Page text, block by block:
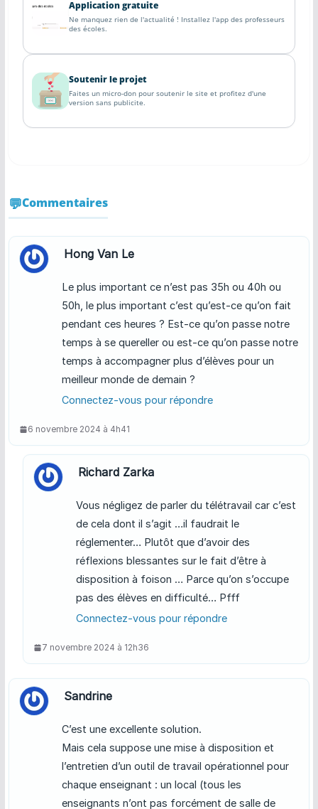
Application gratuite
Ne manquez rien de l'actualité ! Installez l'app des professeurs
des écoles.
Soutenir le projet
Faites un micro-don pour soutenir le site et profitez d'une
version sans publicite.
Commentaires
Hong Van Le
Le plus important ce n’est pas 35h ou 40h ou
50h, le plus important c’est qu’est-ce qu’on fait
pendant ces heures ? Est-ce qu’on passe notre
temps à se quereller ou est-ce qu’on passe notre
temps à accompagner plus d’élèves pour un
meilleur monde de demain ?
Connectez-vous pour répondre
6 novembre 2024 à 4h41
Richard Zarka
Vous négligez de parler du télétravail car c’est
de cela dont il s’agit …il faudrait le
réglementer… Plutôt que d’avoir des
réflexions blessantes sur le fait d’être à
disposition à foison … Parce qu’on s’occupe
pas des élèves en difficulté… Pfff
Connectez-vous pour répondre
7 novembre 2024 à 12h36
Sandrine
C’est une excellente solution.
Mais cela suppose une mise à disposition et
l’entretien d’un outil de travail opérationnel pour
chaque enseignant : un local (tous les
enseignants n’ont pas forcément de salle de